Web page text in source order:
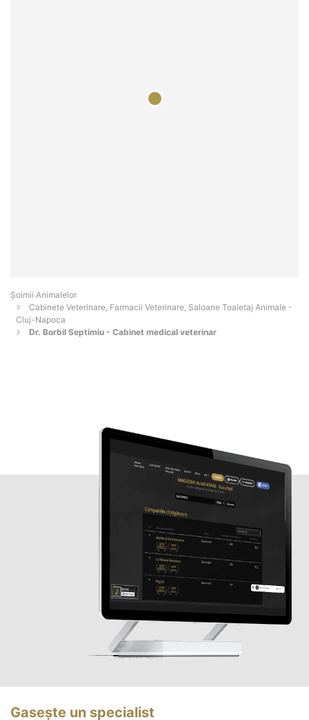
Şoimii Animalelor
Cabinete Veterinare, Farmacii Veterinare, Saloane Toaletaj Animale -
Cluj-Napoca
Dr. Borbil Septimiu - Cabinet medical veterinar
Gasește un specialist